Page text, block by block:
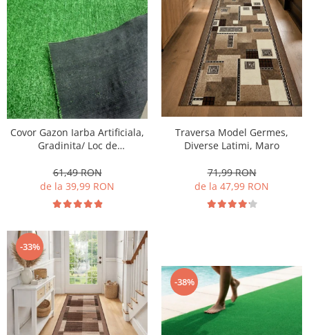
Covor Gazon Iarba Artificiala,
Gradinita/ Loc de
fir 7mm, Verde
61,49 RON
de la 39,99 RON
Traversa Model Germes,
Diverse Latimi, Maro
71,99 RON
de la 47,99 RON
-33%
-38%